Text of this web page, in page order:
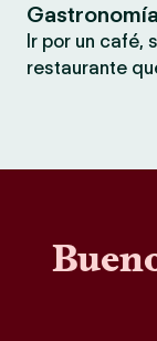
Gastronomía
Ir por un café,
restaurante